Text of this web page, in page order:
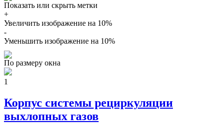
Показать или скрыть метки
+
Увеличить изображение на 10%
-
Уменьшить изображение на 10%
По размеру окна
1
Корпус системы рециркуляции
выхлопных газов